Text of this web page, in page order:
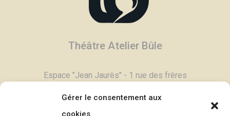
Gérer le consentement aux
cookies
Théâtre Atelier Bûle
Espace "Jean Jaurès" - 1 rue des frères